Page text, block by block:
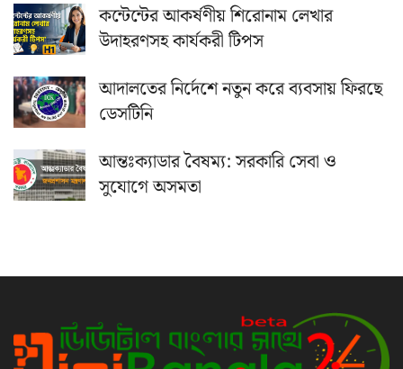
কন্টেন্টের আকর্ষণীয় শিরোনাম লেখার
উদাহরণসহ কার্যকরী টিপস
আদালতের নির্দেশে নতুন করে ব্যবসায় ফিরছে
ডেসটিনি
আন্তঃক্যাডার বৈষম্য: সরকারি সেবা ও
সুযোগে অসমতা